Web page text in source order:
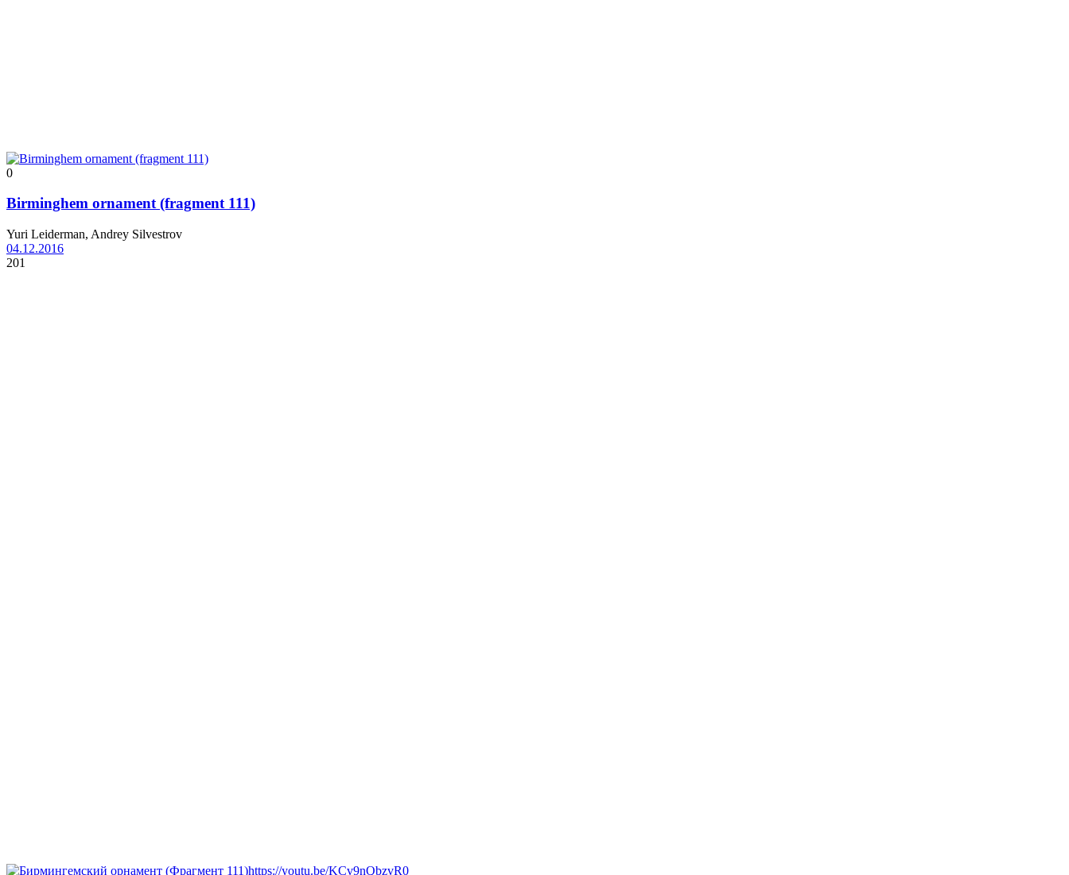
0
Birminghem ornament (fragment 111)
Yuri Leiderman, Andrey Silvestrov
04.12.2016
201